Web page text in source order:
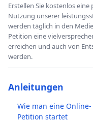
Erstellen Sie kostenlos
Nutzung unserer
werden täglich in den
Petition eine
erreichen und auch von
werden.
Anleitungen
Wie man eine Online-
Petition startet